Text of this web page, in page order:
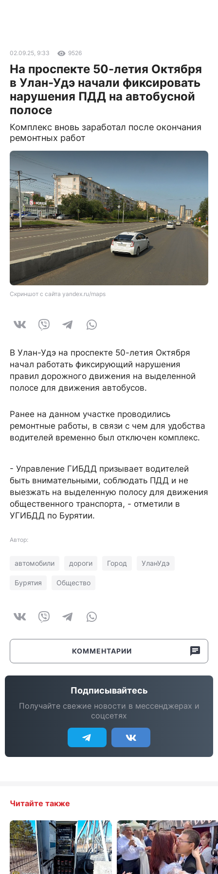
02.09.25, 9:33 9526
На проспекте 50-летия Октября
в Улан-Удэ начали фиксировать
нарушения ПДД на автобусной
полосе
Комплекс вновь заработал после окончания
ремонтных работ
Скриншот с сайта yandex.ru/maps
В Улан-Удэ на проспекте 50-летия Октября
начал работать фиксирующий нарушения
правил дорожного движения на выделенной
полосе для движения автобусов.
Ранее на данном участке проводились
ремонтные работы, в связи с чем для удобства
водителей временно был отключен комплекс.
- Управление ГИБДД призывает водителей
быть внимательными, соблюдать ПДД и не
выезжать на выделенную полосу для движения
общественного транспорта, - отметили в
УГИБДД по Бурятии.
Автор:
автомобили дороги Город УланУдэ
Бурятия Общество
КОММЕНТАРИИ
Подписывайтесь
Получайте свежие новости в мессенджерах и
соцсетях
Читайте также